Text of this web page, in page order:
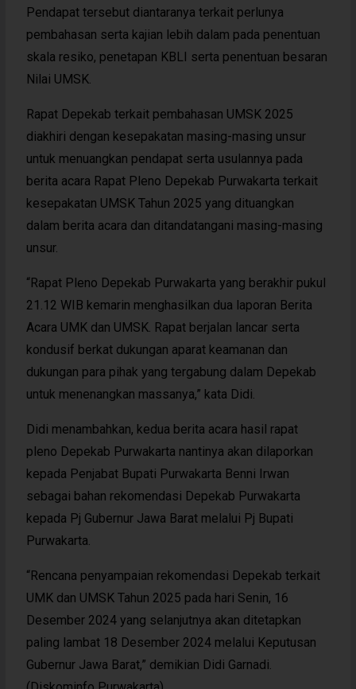
Pendapat tersebut diantaranya terkait perlunya
pembahasan serta kajian lebih dalam pada penentuan
skala resiko, penetapan KBLI serta penentuan besaran
Nilai UMSK.
Rapat Depekab terkait pembahasan UMSK 2025
diakhiri dengan kesepakatan masing-masing unsur
untuk menuangkan pendapat serta usulannya pada
berita acara Rapat Pleno Depekab Purwakarta terkait
kesepakatan UMSK Tahun 2025 yang dituangkan
dalam berita acara dan ditandatangani masing-masing
unsur.
“Rapat Pleno Depekab Purwakarta yang berakhir pukul
21.12 WIB kemarin menghasilkan dua laporan Berita
Acara UMK dan UMSK. Rapat berjalan lancar serta
kondusif berkat dukungan aparat keamanan dan
dukungan para pihak yang tergabung dalam Depekab
untuk menenangkan massanya,” kata Didi.
Didi menambahkan, kedua berita acara hasil rapat
pleno Depekab Purwakarta nantinya akan dilaporkan
kepada Penjabat Bupati Purwakarta Benni Irwan
sebagai bahan rekomendasi Depekab Purwakarta
kepada Pj Gubernur Jawa Barat melalui Pj Bupati
Purwakarta.
“Rencana penyampaian rekomendasi Depekab terkait
UMK dan UMSK Tahun 2025 pada hari Senin, 16
Desember 2024 yang selanjutnya akan ditetapkan
paling lambat 18 Desember 2024 melalui Keputusan
Gubernur Jawa Barat,” demikian Didi Garnadi.